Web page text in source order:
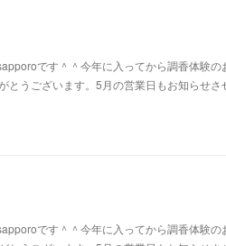
です＾＾今年に入ってから調香体験
とうございます。5月の営業日もお知らせ
です＾＾今年に入ってから調香体験